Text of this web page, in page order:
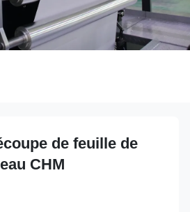
de feuille de
CHM